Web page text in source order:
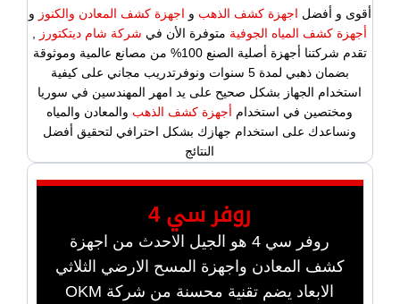
أقوى و أفضل اجهزة كشف الذهب و اجهزة كشف المعادن والكنوز و
أجهزة كشف المياه الجوفية متوفرة الأن في شركة شام ديتكتورز ,
تقدم شركتنا أجهزة أصلية الصنع 100% من مصانع عالمية وموثوقة
بضمان ذهبي لمدة 5 سنوات ونوفرتدريب مجاني على كيفية
استخدام الجهاز بشكل صحيح على يد امهر المهندسين في سوريا
ومختصين في استخدام أجهزة كشف الذهب والمعادن والمياه
ونساعدك على استخدام جهازك بشكل احترافي لتحقيق أفضل
النتائج
روفر سي 4
روفر سي 4 هو الجيل الاحدث من اجهزة
كشف المعادن واجهزة المسح الارضي الثلاثي
الابعاد يضم تقنية محسنة من شركة OKM